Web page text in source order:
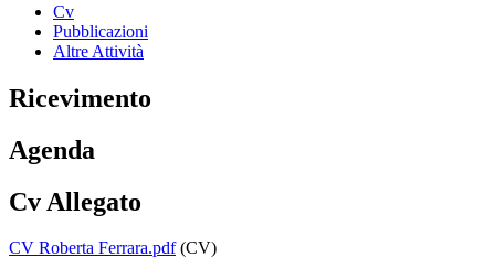
Cv
Pubblicazioni
Altre Attività
Ricevimento
Agenda
Cv Allegato
CV Roberta Ferrara.pdf(CV)